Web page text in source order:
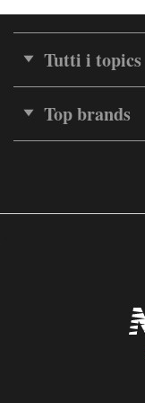
Tutti i topics
Top brands